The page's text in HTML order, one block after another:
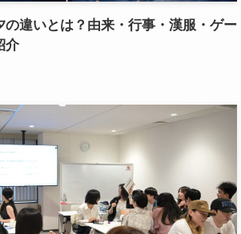
の違いとは？由来・行事・漢服・ゲー
介